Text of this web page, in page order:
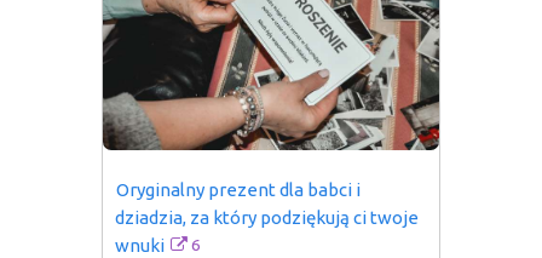
Oryginalny prezent dla babci i
dziadzia, za który podziękują ci twoje
wnuki
6